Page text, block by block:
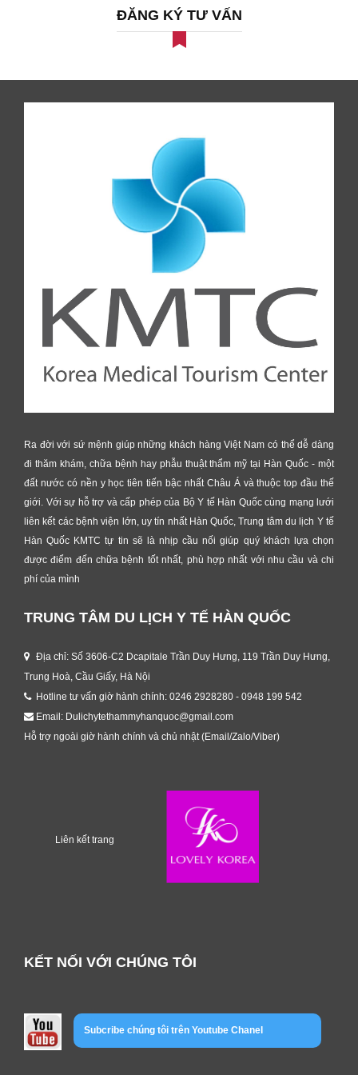
ĐĂNG KÝ TƯ VẤN
Ra đời với sứ mệnh giúp những khách hàng Việt Nam có thể dễ dàng
đi thăm khám, chữa bệnh hay phẫu thuật thẩm mỹ tại Hàn Quốc - một
đất nước có nền y học tiên tiến bậc nhất Châu Á và thuộc top đầu thế
giới. Với sự hỗ trợ và cấp phép của Bộ Y tế Hàn Quốc cùng mạng lưới
liên kết các bệnh viện lớn, uy tín nhất Hàn Quốc, Trung tâm du lịch Y tế
Hàn Quốc KMTC tự tin sẽ là nhịp cầu nối giúp quý khách lựa chọn
được điểm đến chữa bệnh tốt nhất, phù hợp nhất với nhu cầu và chi
phí của mình
TRUNG TÂM DU LỊCH Y TẾ HÀN QUỐC
Địa chỉ: Số 3606-C2 Dcapitale Trần Duy Hưng, 119 Trần Duy Hưng,
Trung Hoà, Cầu Giấy, Hà Nội
Hotline tư vấn giờ hành chính: 0246 2928280 - 0948 199 542
Email: Dulichytethammyhanquoc@gmail.com
Hỗ trợ ngoài giờ hành chính và chủ nhật (Email/Zalo/Viber)
Liên kết trang
KẾT NỐI VỚI CHÚNG TÔI
Subcribe chúng tôi trên Youtube Chanel